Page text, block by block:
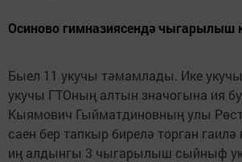
Осиново гимназиясендә чыгарылыш
Быел 11 укучы тәмамлады. Ике
укучы ГТОның алтын значогына ия
Кыямович Гыйматдиновның улы
саен бер тапкыр бирелә торган гаилә
иң алдынгы 3 чыгарылыш сыйныф